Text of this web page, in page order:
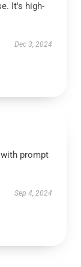
It's high-
Dec 3, 2024
prompt
Sep 4, 2024